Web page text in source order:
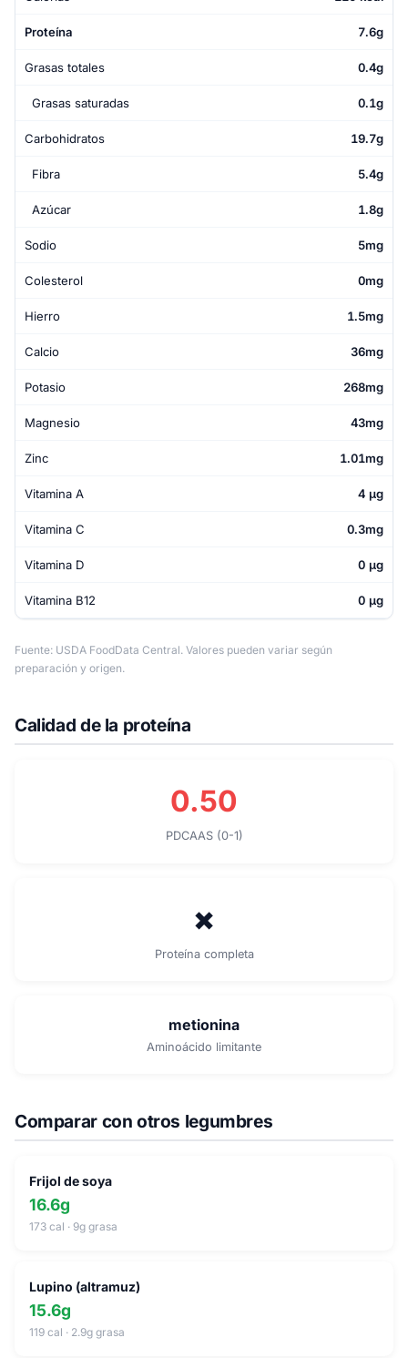
Proteína 7.6g
Grasas totales 0.4g
Grasas saturadas 0.1g
Carbohidratos 19.7g
Fibra 5.4g
Azúcar 1.8g
Sodio 5mg
Colesterol 0mg
Hierro 1.5mg
Calcio 36mg
Potasio 268mg
Magnesio 43mg
Zinc 1.01mg
Vitamina A 4 µg
Vitamina C 0.3mg
Vitamina D 0 µg
Vitamina B12 0 µg
Fuente: USDA FoodData Central. Valores pueden variar según
preparación y origen.
Calidad de la proteína
0.50
PDCAAS (0-1)
✗
Proteína completa
metionina
Aminoácido limitante
Comparar con otros legumbres
Frijol de soya
16.6g
173 cal · 9g grasa
Lupino (altramuz)
15.6g
119 cal · 2.9g grasa